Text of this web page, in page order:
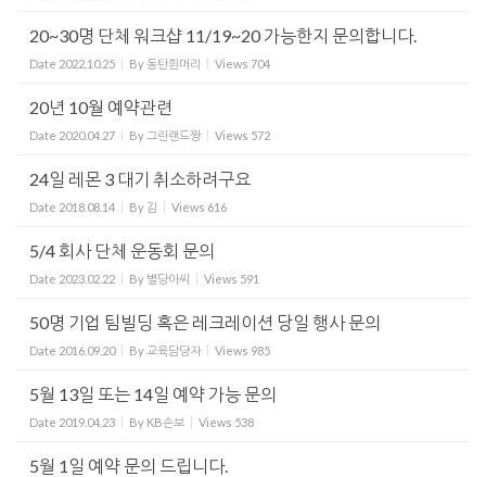
20~30명 단체 워크샵 11/19~20 가능한지 문의합니다.
Date 2022.10.25 By동탄흰머리 Views 704
20년 10월 예약관련
Date 2020.04.27 By 그린랜드짱 Views 572
24일 레몬 3 대기 취소하려구요
Date 2018.08.14 By 김 Views 616
5/4 회사 단체 운동회 문의
Date 2023.02.22 By 별당아씨 Views 591
50명 기업 팀빌딩 혹은 레크레이션 당일 행사 문의
Date 2016.09.20 By 교육담당자 Views 985
5월 13일 또는 14일 예약 가능 문의
Date 2019.04.23 By KB손보 Views 538
5월 1일 예약 문의 드립니다.